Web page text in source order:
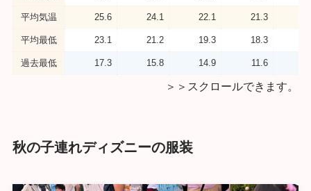
平均気温 25.6 24.1 22.1 21.3
平均最低 23.1 21.2 19.3 18.3
過去最低 17.3 15.8 14.9 11.6
＞＞スクロールできます。
秋の子連れディズニーの服装